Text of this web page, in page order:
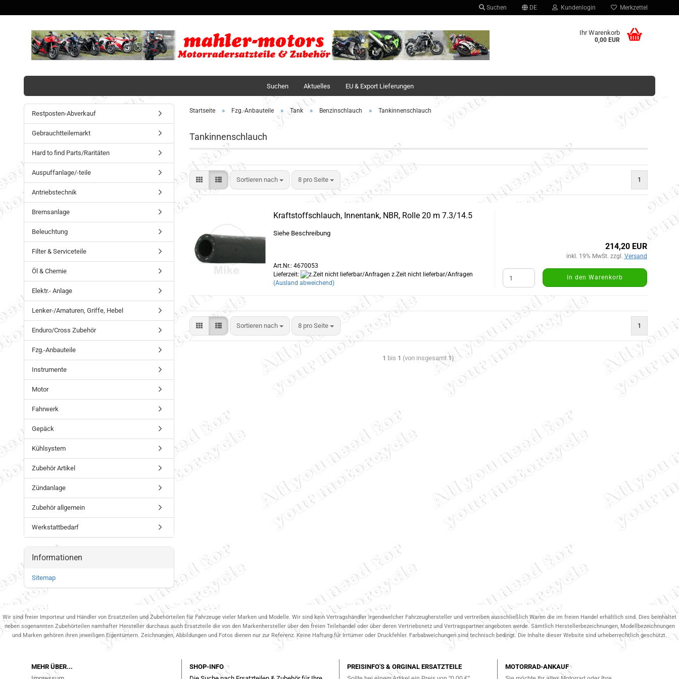
Suchen DE
Sprache auswählen
Kundenlogin
Konto erstellen
Merkzettel
Ihr Warenkorb
0,00 EUR
Suchen Aktuelles EU & Export Lieferungen
Startseite » Fzg.-Anbauteile » Tank » Benzinschlauch » Tankinnenschlauch
Tankinnenschlauch
Sortieren nach 8 pro Seite 1
Kraftstoffschlauch, Innentank, NBR, Rolle 20 m 7.3/14.5
Siehe Beschreibung
Art.Nr.: 4670053
Lieferzeit:
z.Zeit nicht lieferbar/Anfragen
(Ausland abweichend)
214,20 EUR
inkl. 19% MwSt. zzgl. Versand
In den Warenkorb
Sortieren nach 8 pro Seite 1
1 bis 1 (von insgesamt 1)
Restposten-Abverkauf
Gebrauchtteilemarkt
Hard to find Parts/Raritäten
Auspuffanlage/-teile
Antriebstechnik
Bremsanlage
Beleuchtung
Filter & Serviceteile
Öl & Chemie
Elektr.- Anlage
Lenker-/Amaturen, Griffe, Hebel
Enduro/Cross Zubehör
Fzg.-Anbauteile
Instrumente
Motor
Fahrwerk
Gepäck
Kühlsystem
Zubehör Artikel
Zündanlage
Zubehör allgemein
Werkstattbedarf
Informationen
Sitemap
Wir sind freier Importeur und Händler von Ersatzteilen und Zubehörteilen für Fahrzeuge vieler Marken und Modelle. Wir sind kein Vertragshändler irgendwelcher Fahrzeughersteller und vertreiben ausschließlich Waren die im freien Handel erhältlich sind. Dies beinhaltet
neben sogenannten Zubehörteilen namhafter Hersteller durchaus auch Ersatzteile die von den Markenhersteller über den freien Teilehandel oder über deren Vertriebsnetz und Vertragspartner.angeboten werde. Sämtlich Herstellerbezeichnungen, Modellbezeichnungen
und Marken gehören ihren jeweiligen Eigentümern. Zeichnungen, Abbildungen und Fotos dienen nur zur Referenz. Keine Haftung für Irrtümer oder Druckfehler. Farbabweichungen sind technisch bedingt. Die Inhalte dieser Website sind urheberrechtlich geschützt.
MEHR ÜBER...
SHOP-INFO
PREISINFO'S & ORGINAL ERSATZTEILE MOTORRAD-ANKAUF